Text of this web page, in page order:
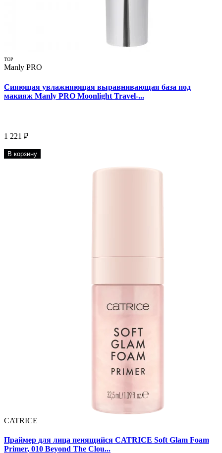
TOP
Manly PRO
Сияющая увлажняющая выравнивающая база под
макияж Manly PRO Moonlight Travel-...
1 221 ₽
В корзину
CATRICE
Праймер для лица пенящийся CATRICE Soft Glam Foam
Primer, 010 Beyond The Clou...